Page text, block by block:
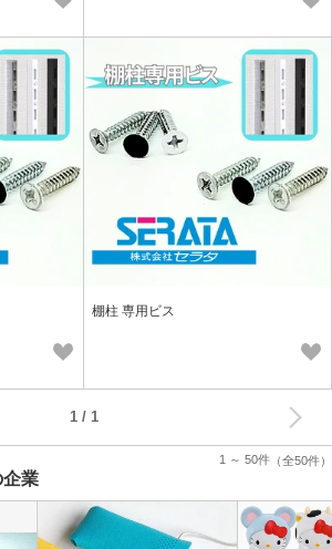
棚柱 専用ビス
1 ～ 50件 （全50件）
1
企業